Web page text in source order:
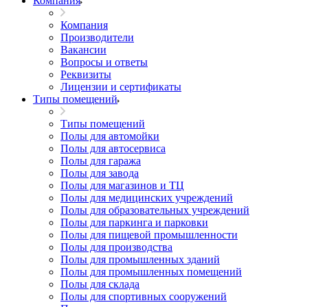
Компания
Производители
Вакансии
Вопросы и ответы
Реквизиты
Лицензии и сертификаты
Типы помещений
Типы помещений
Полы для автомойки
Полы для автосервиса
Полы для гаража
Полы для завода
Полы для магазинов и ТЦ
Полы для медицинских учреждений
Полы для образовательных учреждений
Полы для паркинга и парковки
Полы для пищевой промышленности
Полы для производства
Полы для промышленных зданий
Полы для промышленных помещений
Полы для склада
Полы для спортивных сооружений